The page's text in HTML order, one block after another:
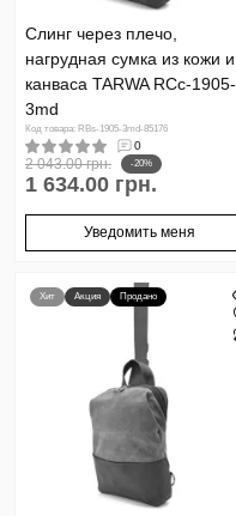
Слинг через плечо,
нагрудная сумка из кожи и
канваса TARWA RCc-1905-
3md
Код товара: RBs-1905-3md-85176
0
2 043.00 грн. -20%
1 634.00 грн.
Уведомить меня
Хит Акция Продано